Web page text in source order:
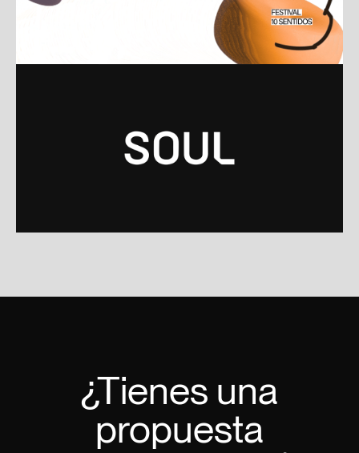
¿Tienes una
propuesta